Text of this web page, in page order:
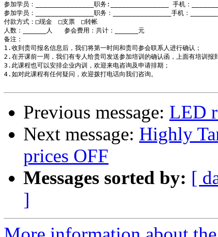
参加学员：_______________职务:_______________ 手机：
参加学员：_______________职务：_______________手机：
付款方式：□现金　□支票　□转帐
人数：______人   参会费用：共计：______元
备注：
1.收到贵司报名信息后，我们将第一时间和贵司参会联系人进行确认；
2.在开课前一周，我们有专人给贵司发送参加培训的确认函，上面有培训报
3.此课程也可以安排企业内训，欢迎来电咨询及申请排期；
4.如对此课程有任何疑问，欢迎拨打电话向我们咨询。
Previous message: LED
Next message: Highly
prices OFF
Messages sorted by: [
]